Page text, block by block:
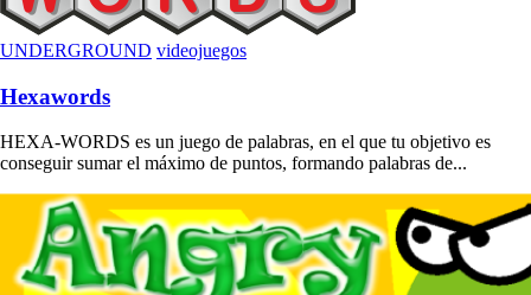
UNDERGROUND videojuegos
Hexawords
HEXA-WORDS es un juego de palabras, en el que tu objetivo es
conseguir sumar el máximo de puntos, formando palabras de...